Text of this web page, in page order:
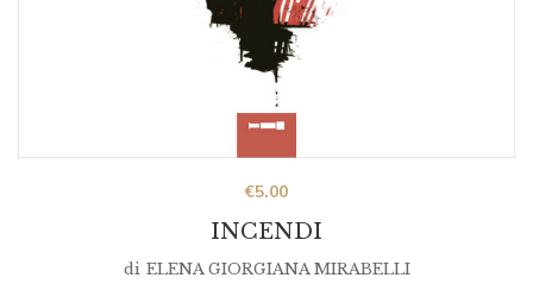
INCENDI
€5.00
di ELENA GIORGIANA MIRABELLI